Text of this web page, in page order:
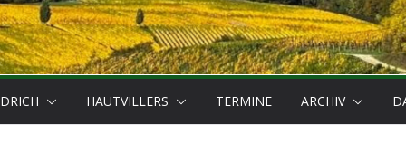
HAUTVILLERS TERMINE ARCHIV